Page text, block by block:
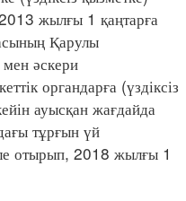
жылғы 1 қаңтарға
Қарулы
әскери
органдарға (үздіксіз
ауысқан жағдайда
тұрғын үй
отырып, 2018 жылғы 1